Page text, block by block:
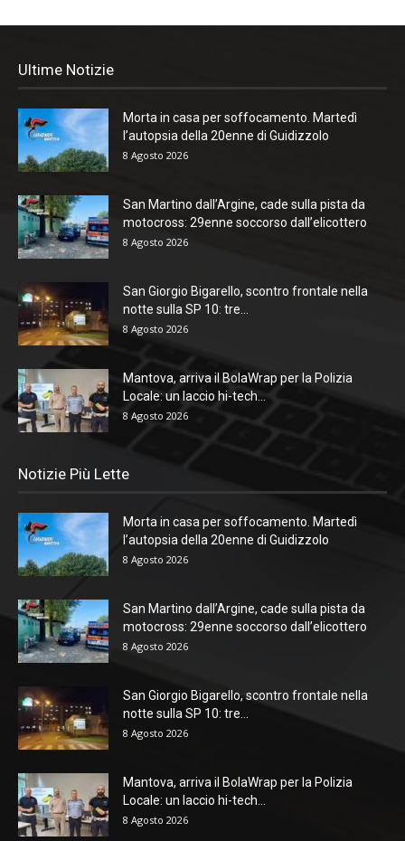
Ultime Notizie
Morta in casa per soffocamento. Martedì
l’autopsia della 20enne di Guidizzolo
8 Agosto 2026
San Martino dall’Argine, cade sulla pista da
motocross: 29enne soccorso dall’elicottero
8 Agosto 2026
San Giorgio Bigarello, scontro frontale nella
notte sulla SP 10: tre...
8 Agosto 2026
Mantova, arriva il BolaWrap per la Polizia
Locale: un laccio hi-tech...
8 Agosto 2026
Notizie Più Lette
Morta in casa per soffocamento. Martedì
l’autopsia della 20enne di Guidizzolo
8 Agosto 2026
San Martino dall’Argine, cade sulla pista da
motocross: 29enne soccorso dall’elicottero
8 Agosto 2026
San Giorgio Bigarello, scontro frontale nella
notte sulla SP 10: tre...
8 Agosto 2026
Mantova, arriva il BolaWrap per la Polizia
Locale: un laccio hi-tech...
8 Agosto 2026